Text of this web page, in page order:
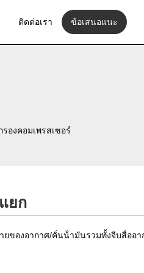
ติดต่อเรา ข้อเสนอแนะ
องคอมเพรสเซอร์
ยก
ยของอากาศ/คั่นน้ํามันรวมทั้งจีบสื่ออ